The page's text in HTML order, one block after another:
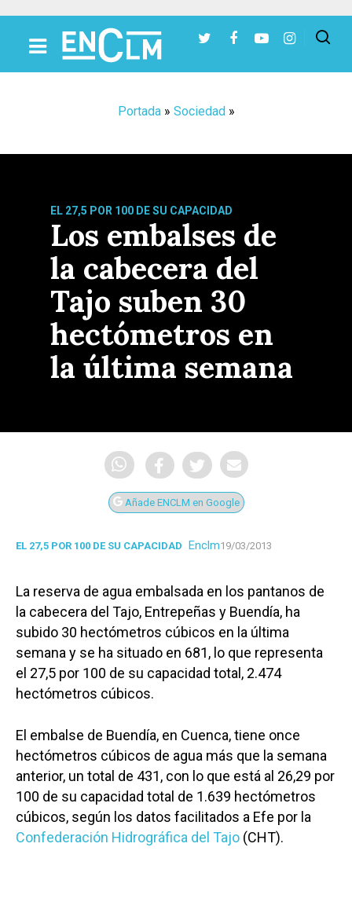
Portada» Sociedad»
EL 27,5 POR 100 DE SU CAPACIDAD
Los embalses de
la cabecera del
Tajo suben 30
hectómetros en
la última semana
Añade ENCLM en Google
EL 27,5 POR 100 DE SU CAPACIDAD Enclm19/03/2013
La reserva de agua embalsada en los pantanos de
la cabecera del Tajo, Entrepeñas y Buendía, ha
subido 30 hectómetros cúbicos en la última
semana y se ha situado en 681, lo que representa
el 27,5 por 100 de su capacidad total, 2.474
hectómetros cúbicos.
El embalse de Buendía, en Cuenca, tiene once
hectómetros cúbicos de agua más que la semana
anterior, un total de 431, con lo que está al 26,29 por
100 de su capacidad total de 1.639 hectómetros
cúbicos, según los datos facilitados a Efe por la
Confederación Hidrográfica del Tajo (CHT).